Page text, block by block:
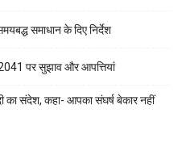
समाधान के दिए निर्देश
2041 पर सुझाव और आपत्तियां
का संदेश, कहा- आपका संघर्ष बेकार नहीं